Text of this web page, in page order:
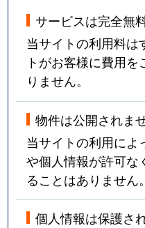
サービスは完全無
当サイトの利用料は
トがお客様に費用
りません。
物件は公開されま
当サイトの利用によ
や個人情報が許可な
ることはありません。
個人情報は保護さ